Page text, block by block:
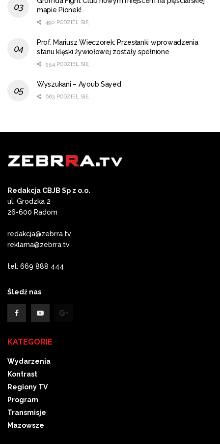
mapie Pionek!
490 PODZIEL SIĘ
Prof. Mariusz Wieczorek: Przesłanki wprowadzenia
stanu klęski żywiołowej zostały spełnione
554 PODZIEL SIĘ
Wyszukani – Ayoub Sayed
663 PODZIEL SIĘ
Redakcja CBJB Sp z o.o.
ul. Grodzka 2
26-600 Radom
redakcja@zebrra.tv
reklama@zebrra.tv
tel: 669 888 444
Śledź nas
KATEGORIE
Wydarzenia
Kontrast
Regiony TV
Program
Transmisje
Mazowsze